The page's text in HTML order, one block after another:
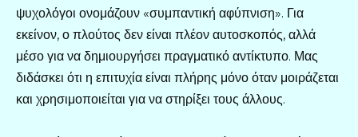
ψυχολόγοι ονομάζουν «συμπαντική αφύπνιση». Για
εκείνον, ο πλούτος δεν είναι πλέον αυτοσκοπός, αλλά
μέσο για να δημιουργήσει πραγματικό αντίκτυπο. Μας
διδάσκει ότι η επιτυχία είναι πλήρης μόνο όταν μοιράζεται
και χρησιμοποιείται για να στηρίξει τους άλλους.